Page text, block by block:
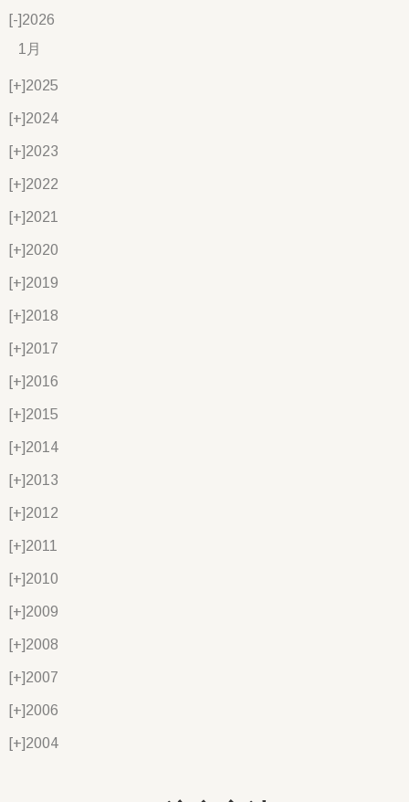
[-]2026
1月
[+]2025
[+]2024
[+]2023
[+]2022
[+]2021
[+]2020
[+]2019
[+]2018
[+]2017
[+]2016
[+]2015
[+]2014
[+]2013
[+]2012
[+]2011
[+]2010
[+]2009
[+]2008
[+]2007
[+]2006
[+]2004